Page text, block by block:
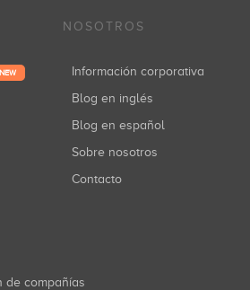
NEW
NOSOTROS
Información corporativa
Blog en inglés
Blog en español
Sobre nosotros
Contacto
de compañías